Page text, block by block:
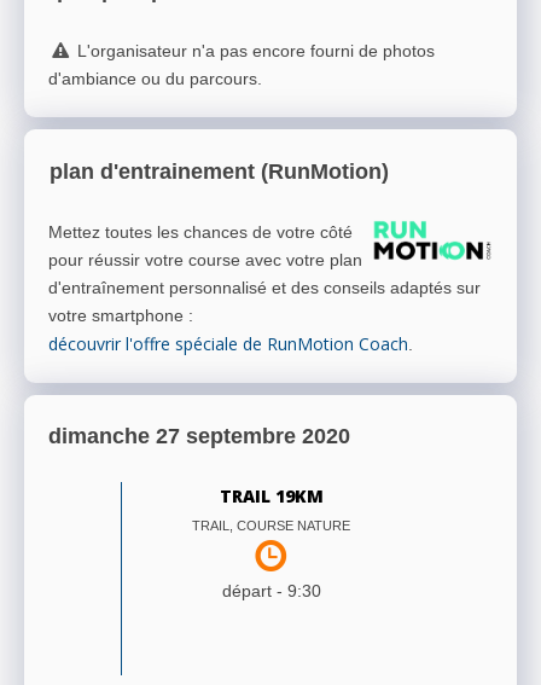
L'organisateur n'a pas encore fourni de photos
d'ambiance ou du parcours.
plan d'entrainement (RunMotion)
Mettez toutes les chances de votre côté
pour réussir votre course avec votre plan
d'entraînement personnalisé et des conseils adaptés sur
votre smartphone :
découvrir l'offre spéciale de RunMotion Coach.
dimanche 27 septembre 2020
TRAIL 19KM
TRAIL, COURSE NATURE
départ - 9:30